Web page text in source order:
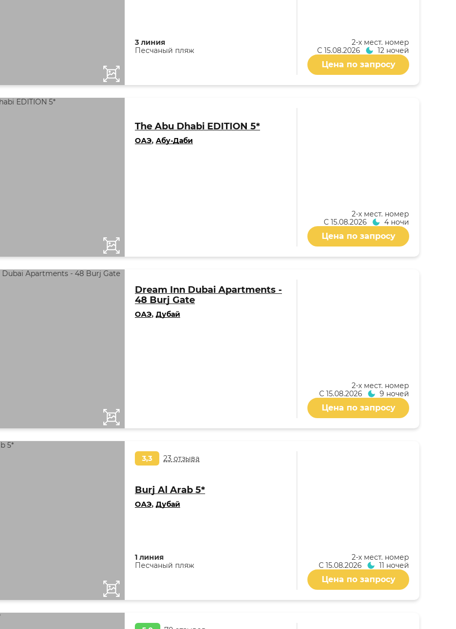
3 линия
Песчаный пляж
2-x мест. номер
С 15.08.2026 12 ночей
Цена по запросу
The Abu Dhabi EDITION 5*
ОАЭ, Абу-Даби
2-x мест. номер
С 15.08.2026 4 ночи
Цена по запросу
Dream Inn Dubai Apartments -
48 Burj Gate
ОАЭ, Дубай
2-x мест. номер
С 15.08.2026 9 ночей
Цена по запросу
3,3 23 отзыва
Burj Al Arab 5*
ОАЭ, Дубай
1 линия
Песчаный пляж
2-x мест. номер
С 15.08.2026 11 ночей
Цена по запросу